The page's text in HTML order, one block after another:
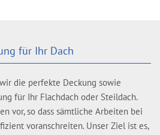
für Ihr Dach
die perfekte Deckung sowie
für Ihr Flachdach oder Steildach.
vor, so dass sämtliche Arbeiten bei
voranschreiten. Unser Ziel ist es,